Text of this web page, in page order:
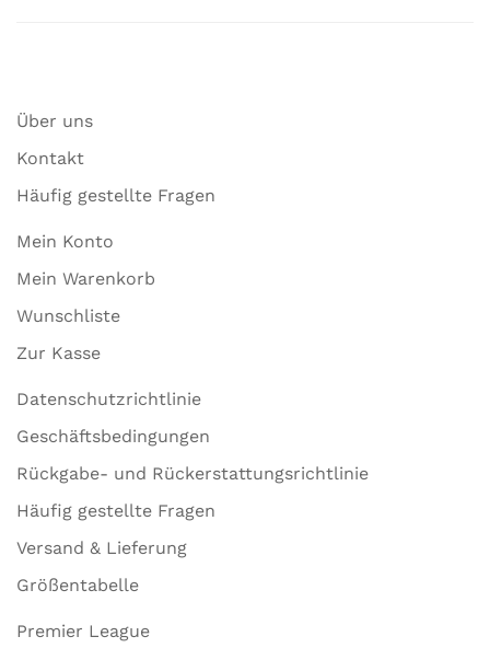
Über uns
Kontakt
Häufig gestellte Fragen
Mein Konto
Mein Warenkorb
Wunschliste
Zur Kasse
Datenschutzrichtlinie
Geschäftsbedingungen
Rückgabe- und Rückerstattungsrichtlinie
Häufig gestellte Fragen
Versand & Lieferung
Größentabelle
Premier League